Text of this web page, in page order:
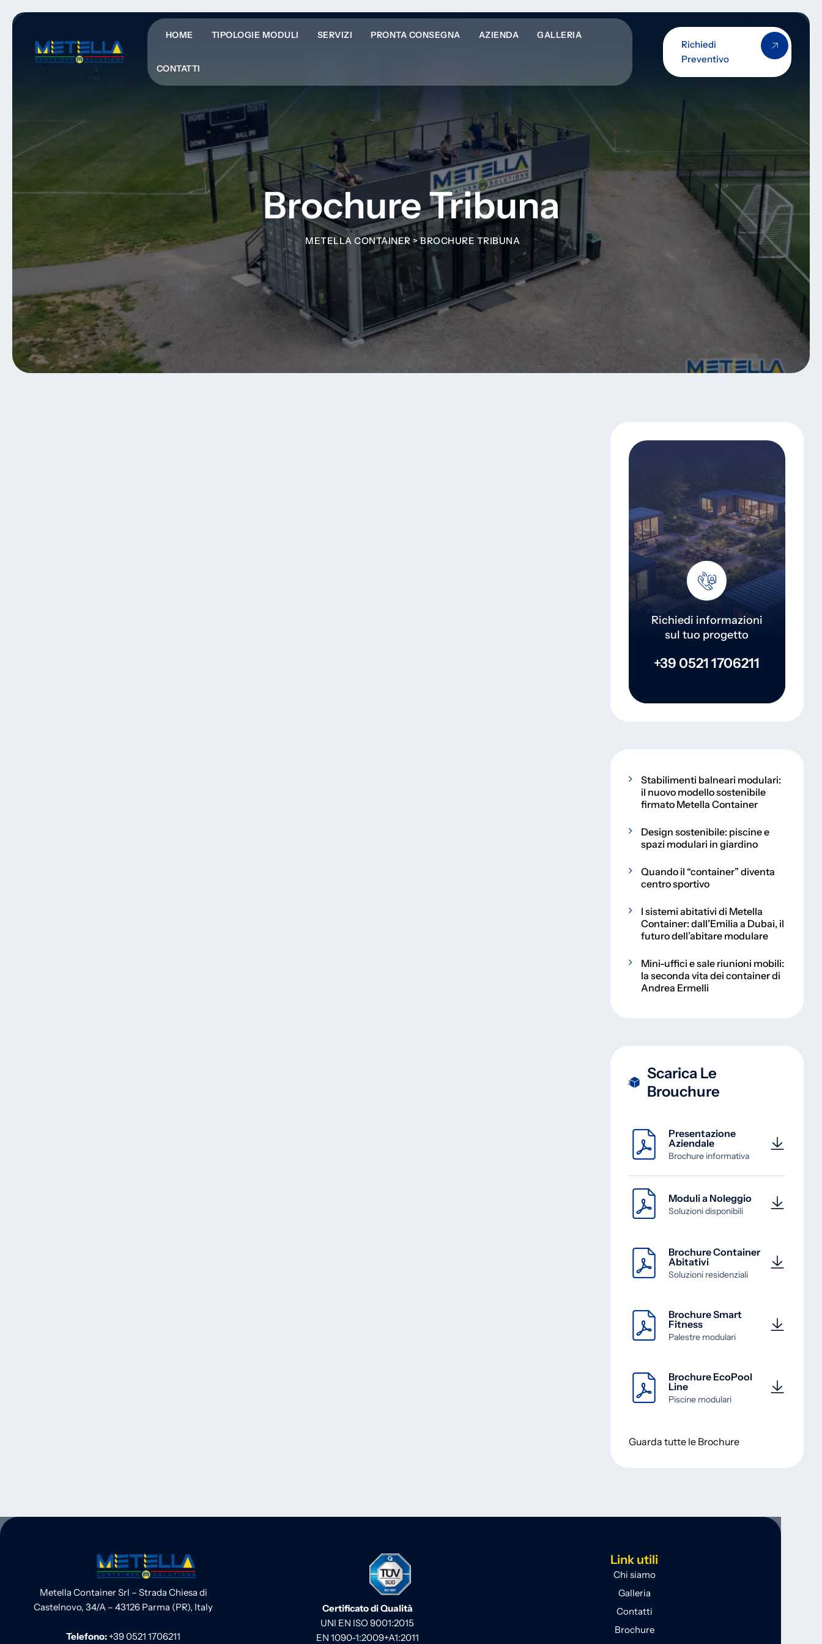
HOME TIPOLOGIE MODULI SERVIZI PRONTA CONSEGNA AZIENDA GALLERIA
CONTATTI
Richiedi
Preventivo
Brochure Tribuna
METELLA CONTAINER >BROCHURE TRIBUNA
Richiedi informazioni
sul tuo progetto
+39 0521 1706211
Stabilimenti balneari modulari:
il nuovo modello sostenibile
firmato Metella Container
Design sostenibile: piscine e
spazi modulari in giardino
Quando il “container” diventa
centro sportivo
I sistemi abitativi di Metella
Container: dall’Emilia a Dubai, il
futuro dell’abitare modulare
Mini-uffici e sale riunioni mobili:
la seconda vita dei container di
Andrea Ermelli
Scarica Le
Brouchure
Presentazione
Aziendale
Brochure informativa
Moduli a Noleggio
Soluzioni disponibili
Brochure Container
Abitativi
Soluzioni residenziali
Brochure Smart
Fitness
Palestre modulari
Brochure EcoPool
Line
Piscine modulari
Guarda tutte le Brochure
Metella Container Srl – Strada Chiesa di
Castelnovo, 34/A – 43126 Parma (PR), Italy
Telefono: +39 0521 1706211
Certificato di Qualità
UNI EN ISO 9001:2015
EN 1090-1:2009+A1:2011
Link utili
Chi siamo
Galleria
Contatti
Brochure